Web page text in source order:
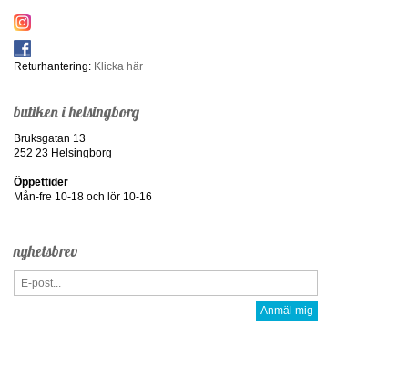
Returhantering: Klicka här
butiken i helsingborg
Bruksgatan 13
252 23 Helsingborg
Öppettider
Mån-fre 10-18 och lör 10-16
nyhetsbrev
Anmäl mig